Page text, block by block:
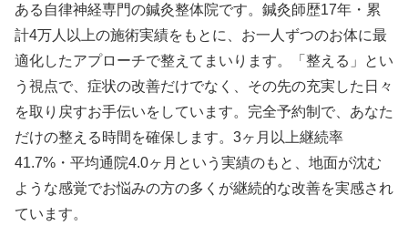
ある自律神経専門の鍼灸整体院です。鍼灸師歴17年・累
計4万人以上の施術実績をもとに、お一人ずつのお体に最
適化したアプローチで整えてまいります。「整える」とい
う視点で、症状の改善だけでなく、その先の充実した日々
を取り戻すお手伝いをしています。完全予約制で、あなた
だけの整える時間を確保します。3ヶ月以上継続率
41.7%・平均通院4.0ヶ月という実績のもと、地面が沈む
ような感覚でお悩みの方の多くが継続的な改善を実感され
ています。